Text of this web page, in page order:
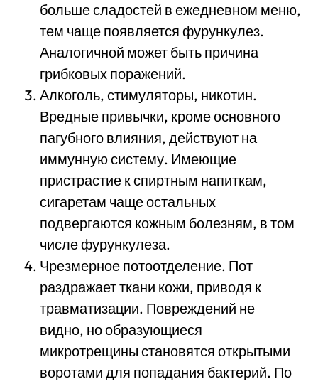
больше сладостей в ежедневном меню,
тем чаще появляется фурункулез.
Аналогичной может быть причина
грибковых поражений.
Алкоголь, стимуляторы, никотин.
Вредные привычки, кроме основного
пагубного влияния, действуют на
иммунную систему. Имеющие
пристрастие к спиртным напиткам,
сигаретам чаще остальных
подвергаются кожным болезням, в том
числе фурункулеза.
Чрезмерное потоотделение. Пот
раздражает ткани кожи, приводя к
травматизации. Повреждений не
видно, но образующиеся
микротрещины становятся открытыми
воротами для попадания бактерий. По